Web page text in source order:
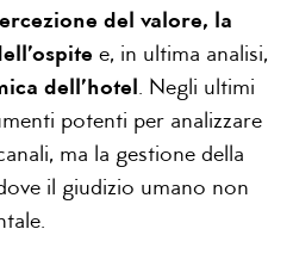
del valore, la
e, in ultima analisi,
dell’hotel . Negli ultimi
potenti per analizzare
ma la gestione della
il giudizio umano non